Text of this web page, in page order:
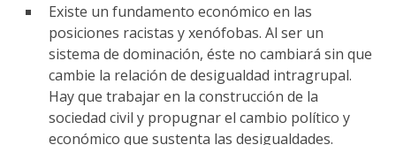
Existe un fundamento económico en las
posiciones racistas y xenófobas. Al ser un
sistema de dominación, éste no cambiará sin que
cambie la relación de desigualdad intragrupal.
Hay que trabajar en la construcción de la
sociedad civil y propugnar el cambio político y
económico que sustenta las desigualdades.